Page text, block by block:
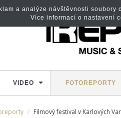
VIDEO FOTOREPORTY
Filmový festival v Karlových
a analýze návštěvnosti
Více informací o nastavení